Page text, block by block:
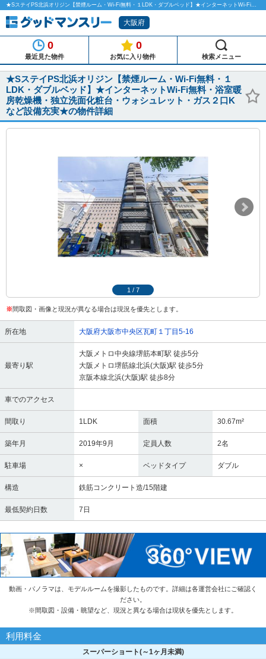
★SステイPS北浜オリジン【禁煙ルーム・Wi-Fi無料・１LDK・ダブルベッド】★インターネットWi-Fi無料・浴室暖房乾燥機・独立洗面化粧台・ウォシュレット・ガス２口Kなど設備充実★のマンスリーマンション物件詳細「グッドマンスリー」
大阪府
0
最近見た物件
0
お気に入り物件 検索メニュー
★SステイPS北浜オリジン【禁煙ルーム・Wi-Fi無料・１
LDK・ダブルベッド】★インターネットWi-Fi無料・浴室暖
房乾燥機・独立洗面化粧台・ウォシュレット・ガス２口K
など設備充実★の物件詳細
1 / 7
※間取図・画像と現況が異なる場合は現況を優先とします。
所在地 大阪府大阪市中央区瓦町１丁目5-16
最寄り駅
大阪メトロ中央線堺筋本町駅 徒歩5分
大阪メトロ堺筋線北浜(大阪)駅 徒歩5分
京阪本線北浜(大阪)駅 徒歩8分
車でのアクセス
間取り 1LDK 面積 30.67m²
築年月 2019年9月 定員人数 2名
駐車場 × ベッドタイプ ダブル
構造 鉄筋コンクリート造/15階建
最低契約日数 7日
動画・パノラマは、モデルルームを撮影したものです。詳細は各運営会社にご確認く
ださい。
※間取図・設備・眺望など、現況と異なる場合は現状を優先とします。
利用料金
スーパーショート(～1ヶ月未満)